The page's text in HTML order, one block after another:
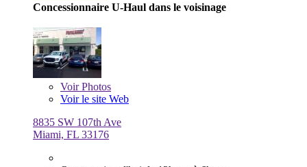
Concessionnaire U-Haul dans le voisinage
VoirPhotos
Voir le site Web
8835 SW 107th Ave
Miami, FL 33176